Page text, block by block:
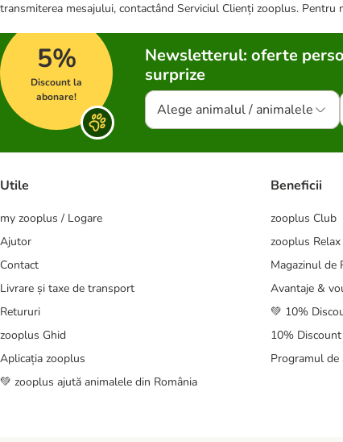
transmiterea mesajului, contactând Serviciul Clienți zooplus.
5%
Discount la
abonare!
Newsletterul: oferte
surprize
Alege animalul / animalele
Utile
my zooplus / Logare
Ajutor
Contact
Livrare și taxe de transport
Retururi
zooplus Ghid
Aplicația zooplus
💚 zooplus ajută animalele din România
Beneficii
zooplus Club
zooplus
Magazinul de
Avantaje &
💚 10%
10%
Programul de